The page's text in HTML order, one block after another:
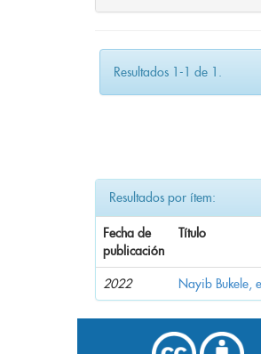
Resultados 1-1 de 1.
Resultados por ítem:
Fecha de
publicación
Título
2022 Nayib Bukele,